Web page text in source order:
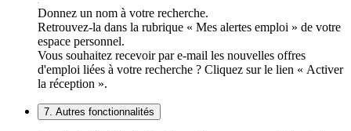
Donnez un nom à votre recherche.
Retrouvez-la dans la rubrique « Mes alertes emploi » de votre
espace personnel.
Vous souhaitez recevoir par e-mail les nouvelles offres
d'emploi liées à votre recherche ? Cliquez sur le lien « Activer
la réception ».
7. Autres fonctionnalités